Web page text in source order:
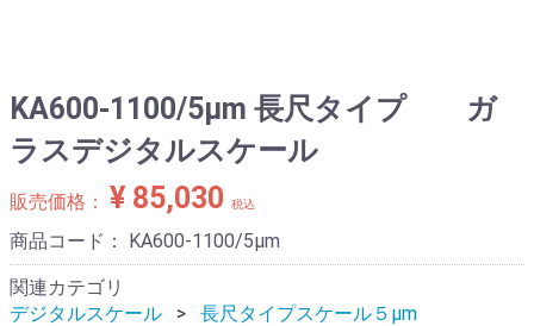
KA600-1100/5μm 長尺タイプ ガ
ラスデジタルスケール
販売価格： ¥ 85,030 税込
商品コード： KA600-1100/5μm
関連カテゴリ
デジタルスケール
長尺タイプスケール５μm